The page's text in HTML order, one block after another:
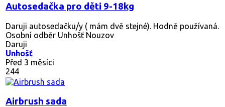
Autosedačka pro děti 9-18kg
Daruji autosedačku/y ( mám dvě stejné). Hodně používaná.
Osobní odběr Unhošť Nouzov
Daruji
Unhošť
Před 3 měsíci
244
Airbrush sada